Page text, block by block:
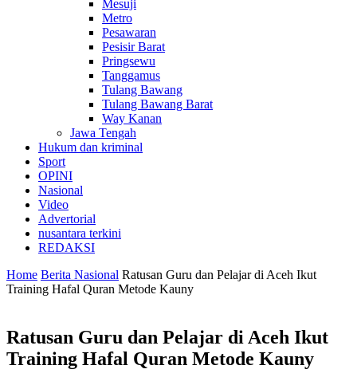
Mesuji
Metro
Pesawaran
Pesisir Barat
Pringsewu
Tanggamus
Tulang Bawang
Tulang Bawang Barat
Way Kanan
Jawa Tengah
Hukum dan kriminal
Sport
OPINI
Nasional
Video
Advertorial
nusantara terkini
REDAKSI
Home Berita Nasional Ratusan Guru dan Pelajar di Aceh Ikut
Training Hafal Quran Metode Kauny
Ratusan Guru dan Pelajar di Aceh Ikut
Training Hafal Quran Metode Kauny